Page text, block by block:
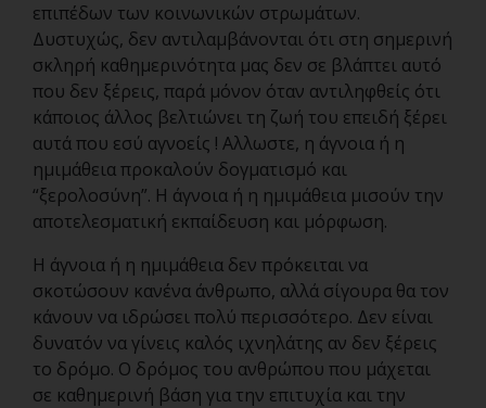
επιπέδων των κοινωνικών στρωμάτων.
Δυστυχώς, δεν αντιλαμβάνονται ότι στη σημερινή
σκληρή καθημερινότητα μας δεν σε βλάπτει αυτό
που δεν ξέρεις, παρά μόνον όταν αντιληφθείς ότι
κάποιος άλλος βελτιώνει τη ζωή του επειδή ξέρει
αυτά που εσύ αγνοείς ! Αλλωστε, η άγνοια ή η
ημιμάθεια προκαλούν δογματισμό και
“ξερολοσύνη”. Η άγνοια ή η ημιμάθεια μισούν την
αποτελεσματική εκπαίδευση και μόρφωση.
Η άγνοια ή η ημιμάθεια δεν πρόκειται να
σκοτώσουν κανένα άνθρωπο, αλλά σίγουρα θα τον
κάνουν να ιδρώσει πολύ περισσότερο. Δεν είναι
δυνατόν να γίνεις καλός ιχνηλάτης αν δεν ξέρεις
το δρόμο. Ο δρόμος του ανθρώπου που μάχεται
σε καθημερινή βάση για την επιτυχία και την